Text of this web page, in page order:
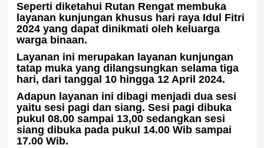
Seperti diketahui Rutan Rengat membuka
layanan kunjungan khusus hari raya Idul Fitri
2024 yang dapat dinikmati oleh keluarga
warga binaan.
Layanan ini merupakan layanan kunjungan
tatap muka yang dilangsungkan selama tiga
hari, dari tanggal 10 hingga 12 April 2024.
Adapun layanan ini dibagi menjadi dua sesi
yaitu sesi pagi dan siang. Sesi pagi dibuka
pukul 08.00 sampai 13,00 sedangkan sesi
siang dibuka pada pukul 14.00 Wib sampai
17.00 Wib.